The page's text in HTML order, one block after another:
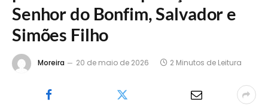
Senhor do Bonfim, Salvador e
Simões Filho
Moreira 20 de maio de 2026 2 Minutos de Leitura